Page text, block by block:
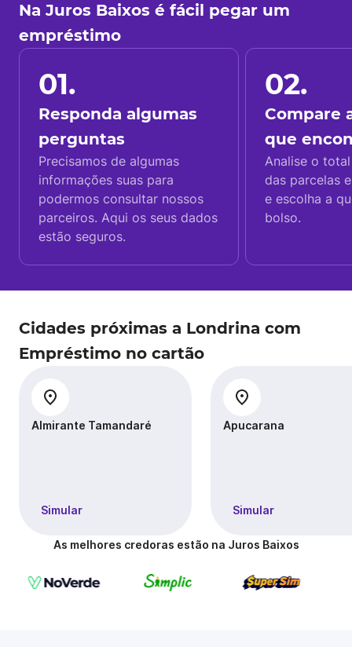
Na Juros Baixos é fácil pegar um
empréstimo
01.
Responda algumas
perguntas
Precisamos de algumas
informações suas para
podermos consultar nossos
parceiros. Aqui os seus dados
estão seguros.
02.
Compare
que
Analise o
das parcelas
e escolha a
bolso.
Cidades próximas a Londrina com
Empréstimo no cartão
Almirante Tamandaré
Simular
Apucarana
Simular
As melhores credoras estão na Juros Baixos